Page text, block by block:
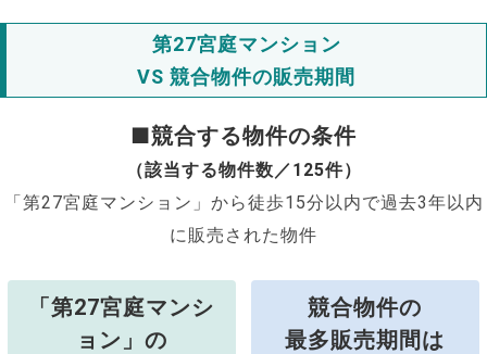
第27宮庭マンション
VS 競合物件の販売期間
■競合する物件の条件
（該当する物件数／125件）
「第27宮庭マンション」から徒歩15分以内で過去3年以内
に販売された物件
「第27宮庭マンシ
ョン」の
競合物件の
最多販売期間は